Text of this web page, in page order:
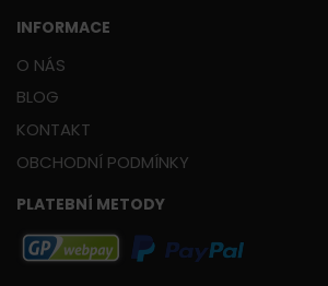
INFORMACE
O NÁS
BLOG
KONTAKT
OBCHODNÍ PODMÍNKY
PLATEBNÍ METODY